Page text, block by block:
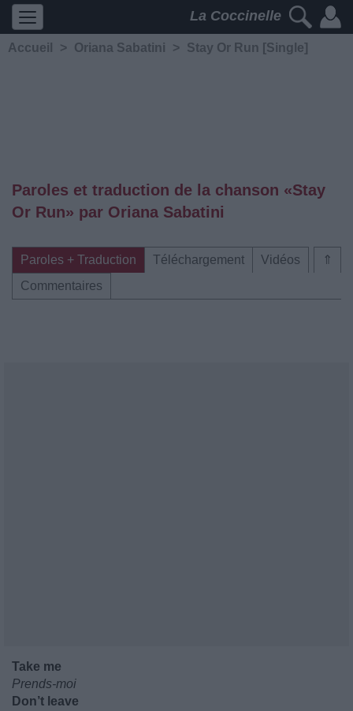
La Coccinelle
Accueil > Oriana Sabatini > Stay Or Run [Single]
Paroles et traduction de la chanson «Stay
Or Run» par Oriana Sabatini
⇑
Paroles + Traduction Téléchargement
Vidéos
Commentaires
Take me
Prends-moi
Don’t leave